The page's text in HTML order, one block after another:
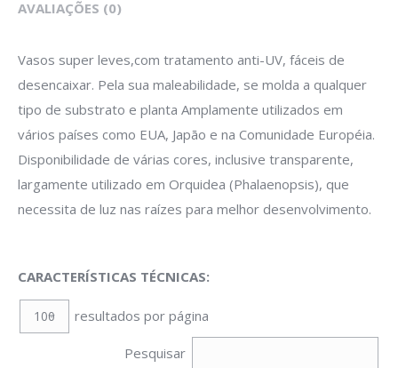
AVALIAÇÕES (0)
Vasos super leves,com tratamento anti-UV, fáceis de
desencaixar. Pela sua maleabilidade, se molda a qualquer
tipo de substrato e planta Amplamente utilizados em
vários países como EUA, Japāo e na Comunidade Européia.
Disponibilidade de várias cores, inclusive transparente,
largamente utilizado em Orquidea (Phalaenopsis), que
necessita de luz nas raízes para melhor desenvolvimento.
CARACTERÍSTICAS TÉCNICAS:
resultados por página
Pesquisar